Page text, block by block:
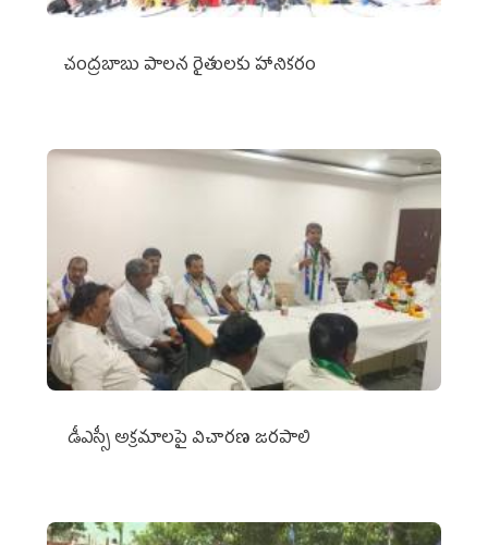
చంద్రబాబు పాలన రైతులకు హానికరం
డీఎస్సీ అక్రమాలపై విచారణ జరపాలి